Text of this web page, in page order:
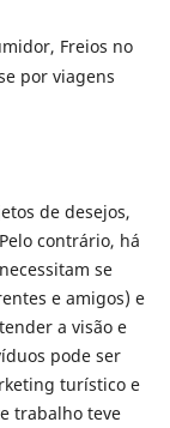
Freios no
por viagens
de desejos,
contrário, há
se
e amigos) e
a visão e
pode ser
turístico e
trabalho teve